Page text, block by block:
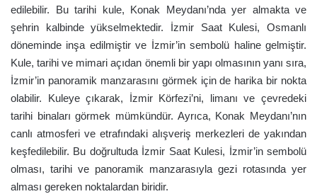
edilebilir. Bu tarihi kule, Konak Meydanı’nda yer almakta ve
şehrin kalbinde yükselmektedir. İzmir Saat Kulesi, Osmanlı
döneminde inşa edilmiştir ve İzmir’in sembolü haline gelmiştir.
Kule, tarihi ve mimari açıdan önemli bir yapı olmasının yanı sıra,
İzmir’in panoramik manzarasını görmek için de harika bir nokta
olabilir. Kuleye çıkarak, İzmir Körfezi’ni, limanı ve çevredeki
tarihi binaları görmek mümkündür. Ayrıca, Konak Meydanı’nın
canlı atmosferi ve etrafındaki alışveriş merkezleri de yakından
keşfedilebilir. Bu doğrultuda İzmir Saat Kulesi, İzmir’in sembolü
olması, tarihi ve panoramik manzarasıyla gezi rotasında yer
alması gereken noktalardan biridir.